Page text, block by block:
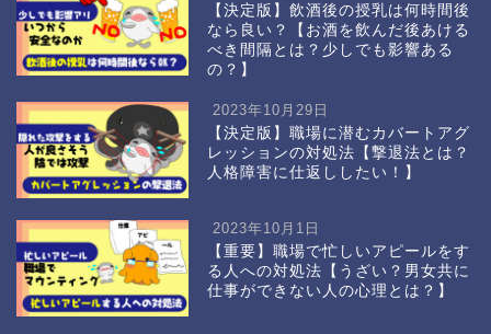
【決定版】飲酒後の授乳は何時間後
なら良い？【お酒を飲んだ後あける
べき間隔とは？少しでも影響ある
の？】
2023年10月29日
【決定版】職場に潜むカバートアグ
レッションの対処法【撃退法とは？
人格障害に仕返ししたい！】
2023年10月1日
【重要】職場で忙しいアピールをす
る人への対処法【うざい？男女共に
仕事ができない人の心理とは？】